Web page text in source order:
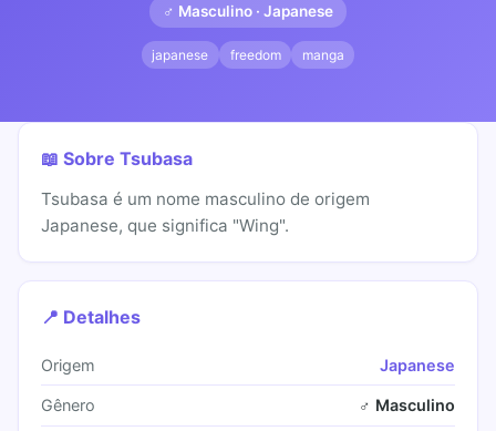
♂ Masculino · Japanese
japanese freedom manga
📖 Sobre Tsubasa
Tsubasa é um nome masculino de origem
Japanese, que significa "Wing".
📍 Detalhes
Origem Japanese
Gênero ♂ Masculino